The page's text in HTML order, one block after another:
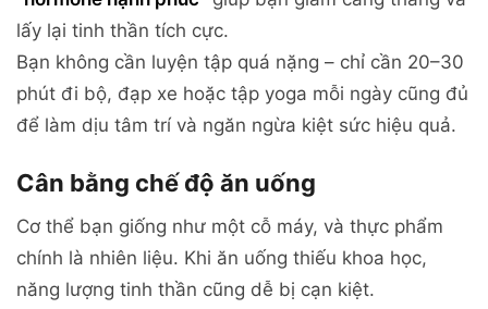
lấy lại tinh thần tích cực.
Bạn không cần luyện tập quá nặng – chỉ cần 20–30
phút đi bộ, đạp xe hoặc tập yoga mỗi ngày cũng đủ
để làm dịu tâm trí và ngăn ngừa kiệt sức hiệu quả.
Cân bằng chế độ ăn uống
Cơ thể bạn giống như một cỗ máy, và thực phẩm
chính là nhiên liệu. Khi ăn uống thiếu khoa học,
năng lượng tinh thần cũng dễ bị cạn kiệt.